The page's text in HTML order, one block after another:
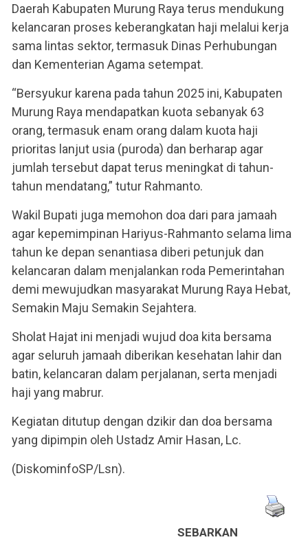
Daerah Kabupaten Murung Raya terus mendukung
kelancaran proses keberangkatan haji melalui kerja
sama lintas sektor, termasuk Dinas Perhubungan
dan Kementerian Agama setempat.
“Bersyukur karena pada tahun 2025 ini, Kabupaten
Murung Raya mendapatkan kuota sebanyak 63
orang, termasuk enam orang dalam kuota haji
prioritas lanjut usia (puroda) dan berharap agar
jumlah tersebut dapat terus meningkat di tahun-
tahun mendatang,” tutur Rahmanto.
Wakil Bupati juga memohon doa dari para jamaah
agar kepemimpinan Hariyus-Rahmanto selama lima
tahun ke depan senantiasa diberi petunjuk dan
kelancaran dalam menjalankan roda Pemerintahan
demi mewujudkan masyarakat Murung Raya Hebat,
Semakin Maju Semakin Sejahtera.
Sholat Hajat ini menjadi wujud doa kita bersama
agar seluruh jamaah diberikan kesehatan lahir dan
batin, kelancaran dalam perjalanan, serta menjadi
haji yang mabrur.
Kegiatan ditutup dengan dzikir dan doa bersama
yang dipimpin oleh Ustadz Amir Hasan, Lc.
(DiskominfoSP/Lsn).
SEBARKAN